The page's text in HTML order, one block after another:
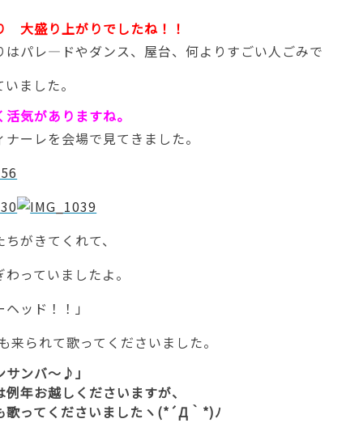
大盛り上がりでしたね！！
はパレ―ドやダンス、屋台、何よりすごい人ごみで
ました。
気がありますね。
ーレを会場で見てきました。
がきてくれて、
っていましたよ。
ヘッド！！」
来られて歌ってくださいました。
サンバ～♪」
年お越しくださいますが、
歌ってくださいましたヽ(*´Д｀*)ﾉ